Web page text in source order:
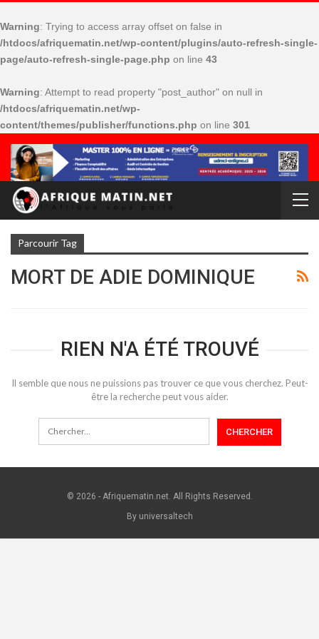
Warning: Trying to access array offset on false in
/htdocs/afriquematin.net/wp-content/plugins/auto-refresh-single-
page/auto-refresh-single-page.php on line 43
Warning: Attempt to read property "post_author" on null in
/htdocs/afriquematin.net/wp-
content/themes/publisher/functions.php on line 301
Parcourir Tag
MORT DE ADIE DOMINIQUE
RIEN N'A ÉTÉ TROUVÉ
Il semble que nous ne puissions pas trouver ce que vous cherchez. Peut-
être la recherche peut vous aider.
© 2026 - Afriquematin.net. All Rights Reserved.
By universaltech